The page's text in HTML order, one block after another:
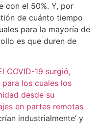
con el 50%. Y, por
de cuánto tiempo
para la mayoría de
es que duren de
COVID-19 surgió,
los cuales los
desde su
en partes remotas
industrialmente’ y